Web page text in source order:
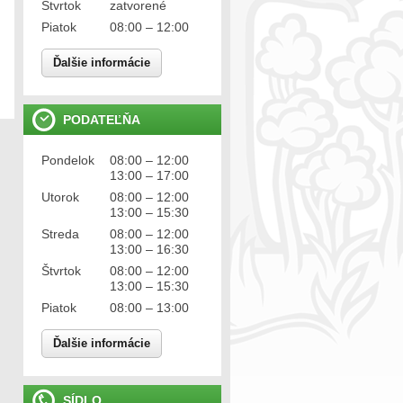
Štvrtok
zatvorené
Piatok
08:00 – 12:00
Ďalšie informácie
PODATEĽŇA
Pondelok
08:00 – 12:00
13:00 – 17:00
Utorok
08:00 – 12:00
13:00 – 15:30
Streda
08:00 – 12:00
13:00 – 16:30
Štvrtok
08:00 – 12:00
13:00 – 15:30
Piatok
08:00 – 13:00
Ďalšie informácie